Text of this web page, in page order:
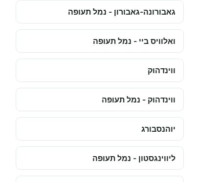
גאבורונה-גאבורון - נמל תעופה
ואלוויס ביי - נמל תעופה
ווינדהוק
ווינדהוק - נמל תעופה
יוהנסבורג
ליווינגסטון - נמל תעופה